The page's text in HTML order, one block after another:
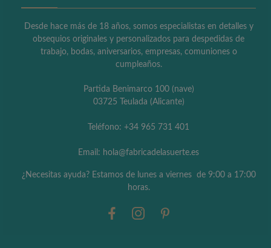
Desde hace más de 18 años, somos especialistas en detalles y
obsequios originales y personalizados para despedidas de
trabajo, bodas, aniversarios, empresas, comuniones o
cumpleaños.
Partida Benimarco 100 (nave)
03725 Teulada (Alicante)
Teléfono: +34 965 731 401
Email: hola@fabricadelasuerte.es
¿Necesitas ayuda? Estamos de lunes a viernes de 9:00 a 17:00
horas.